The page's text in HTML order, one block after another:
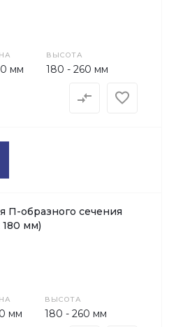
мм
ВЫСОТА
180 - 260 мм
П-образного сечения
мм)
мм
ВЫСОТА
180 - 260 мм